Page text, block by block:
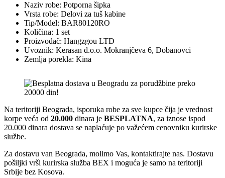
Naziv robe: Potporna šipka
Vrsta robe: Delovi za tuš kabine
Tip/Model: BAR80120RO
Količina: 1 set
Proizvođač: Hangzgou LTD
Uvoznik: Kerasan d.o.o. Mokranjčeva 6, Dobanovci
Zemlja porekla: Kina
Na teritoriji Beograda, isporuka robe za sve kupce čija je vrednost
korpe veća od 20.000 dinara je BESPLATNA, za iznose ispod
20.000 dinara dostava se naplaćuje po važećem cenovniku kurirske
službe.
Za dostavu van Beograda, molimo Vas, kontaktirajte nas. Dostavu
pošiljki vrši kurirska služba BEX i moguća je samo na teritoriji
Srbije bez Kosova.